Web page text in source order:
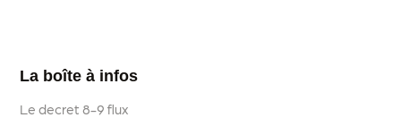
La boîte à infos
Le decret 8-9 flux